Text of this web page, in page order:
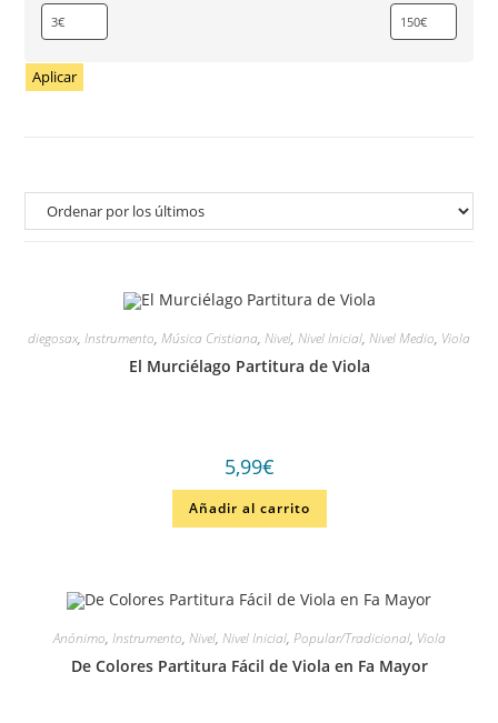
Aplicar
diegosax, Instrumento, Música Cristiana, Nivel, Nivel Inicial, Nivel Medio, Viola
El Murciélago Partitura de Viola
5,99€
Añadir al carrito
Anónimo, Instrumento, Nivel, Nivel Inicial, Popular/Tradicional, Viola
De Colores Partitura Fácil de Viola en Fa Mayor